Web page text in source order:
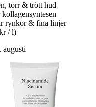
torr & trött hud
rynkor & fina linjer
/ l)
augusti